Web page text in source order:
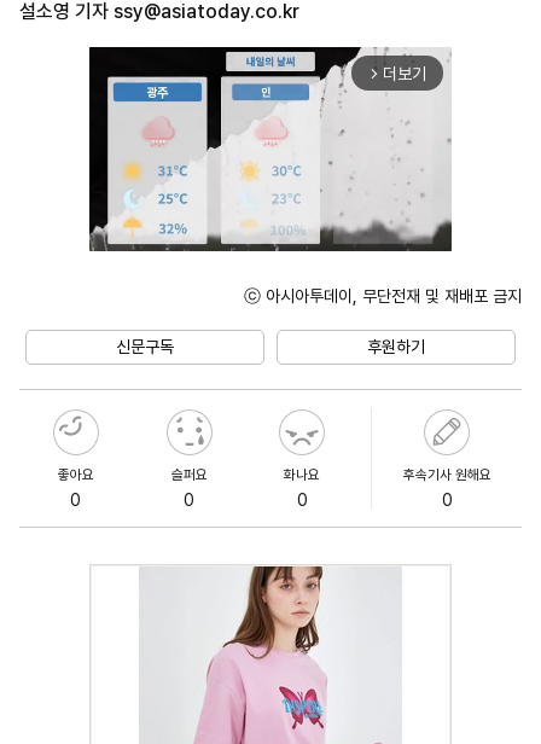
설소영 기자 ssy@asiatoday.co.kr
arrow_forward_ios 더보기
ⓒ 아시아투데이, 무단전재 및 재배포 금지
신문구독 후원하기
좋아요
0
슬퍼요
0
화나요
0
후속기사 원해요
0